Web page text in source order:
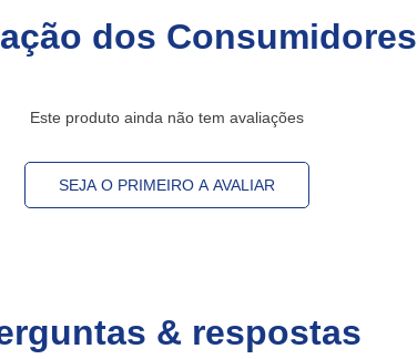
dos Consumidores
Este produto ainda não tem avaliações
SEJA O PRIMEIRO A AVALIAR
& respostas